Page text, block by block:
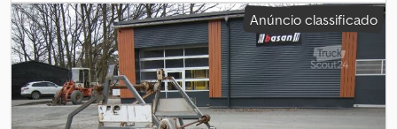
informações fornecidas. Esta oferta não constitui uma proposta
vinculativa e pode conter erros. Não há garantia quanto a todas
as informações fornecidas. Dcodpfx Aszb Tr Usi Esk
Anúncio classificado